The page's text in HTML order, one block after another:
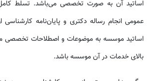
اساتید آن به صورت تخصصی می‌باشد. تسلط
عمومی انجام رساله دکتری و پایان‌نامه
اساتید موسسه به موضوعات و اصطلاحات تخصصی
بالای خدمات در آن موسسه باشد.